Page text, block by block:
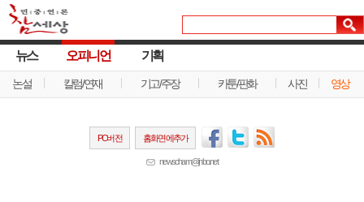
뉴스 오피니언
논설 칼럼/연재 기고/주장 카툰/판화 사진 영상
기획
PC버전 홈화면에추가
newscham@jinbo.net